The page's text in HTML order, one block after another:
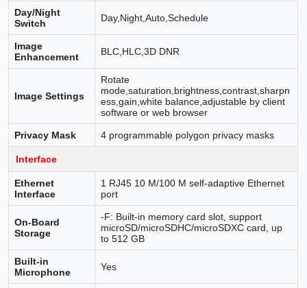
Day/Night
Switch
Day,Night,Auto,Schedule
Image
Enhancement
BLC,HLC,3D DNR
Image Settings
Rotate
mode,saturation,brightness,contrast,sharpn
ess,gain,white balance,adjustable by client
software or web browser
Privacy Mask 4 programmable polygon privacy masks
Interface
Ethernet
Interface
1 RJ45 10 M/100 M self-adaptive Ethernet
port
On-Board
Storage
-F: Built-in memory card slot, support
microSD/microSDHC/microSDXC card, up
to 512 GB
Built-in
Microphone
Yes